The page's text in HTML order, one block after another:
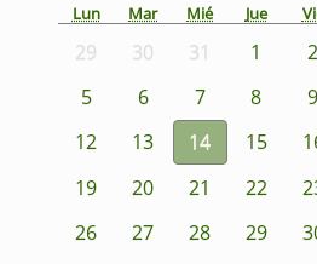
Lun Mar Mié Jue
29 30 31 1 2
5
6 7 8 9
12
13 14 15
19
20 21 22
26
27 28 29